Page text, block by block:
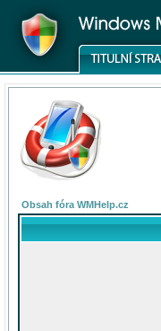
Obsah fóra WMHelp.cz